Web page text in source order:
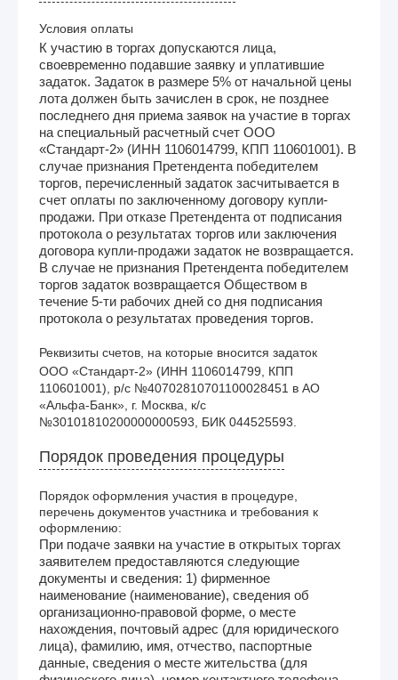
Условия оплаты
К участию в торгах допускаются лица,
своевременно подавшие заявку и уплатившие
задаток. Задаток в размере 5% от начальной цены
лота должен быть зачислен в срок, не позднее
последнего дня приема заявок на участие в торгах
на специальный расчетный счет ООО
«Стандарт-2» (ИНН 1106014799, КПП 110601001). В
случае признания Претендента победителем
торгов, перечисленный задаток засчитывается в
счет оплаты по заключенному договору купли-
продажи. При отказе Претендента от подписания
протокола о результатах торгов или заключения
договора купли-продажи задаток не возвращается.
В случае не признания Претендента победителем
торгов задаток возвращается Обществом в
течение 5-ти рабочих дней со дня подписания
протокола о результатах проведения торгов.
Реквизиты счетов, на которые вносится задаток
ООО «Стандарт-2» (ИНН 1106014799, КПП
110601001), р/с №40702810701100028451 в АО
«Альфа-Банк», г. Москва, к/с
№30101810200000000593, БИК 044525593.
Порядок проведения процедуры
Порядок оформления участия в процедуре,
перечень документов участника и требования к
оформлению:
При подаче заявки на участие в открытых торгах
заявителем предоставляются следующие
документы и сведения: 1) фирменное
наименование (наименование), сведения об
организационно-правовой форме, о месте
нахождения, почтовый адрес (для юридического
лица), фамилию, имя, отчество, паспортные
данные, сведения о месте жительства (для